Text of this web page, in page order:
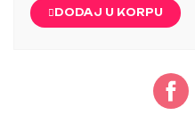
DODAJ U KORPU